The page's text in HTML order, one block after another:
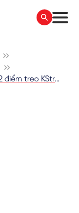
Dây đai an toàn 3 điểm điều chỉnh 2 điểm treo KStrong AFH300401